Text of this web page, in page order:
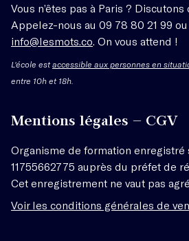
Vous n’êtes pas à Paris ?
Appelez-nous au 09 78 80 21 99
info@lesmots.co . On vous attend !
L'école estaccessible aux personnes en
entre 10h et 18h.
Mentions légales – CGV
Organisme de formation enregistré
11755662775 auprès du préfet de
Cet enregistrement ne vaut pas
Voir les conditions générales de